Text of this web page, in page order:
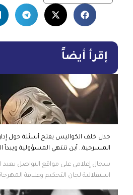
إقرأ أيضاً
جدل خلف الكواليس يفتح أسئلة حول
المسرحية.. أين تنتهي المسؤولية ويبدأ
سجال إعلامي على مواقع التواصل يعيد
استقلالية لجان التحكيم وعلاقة